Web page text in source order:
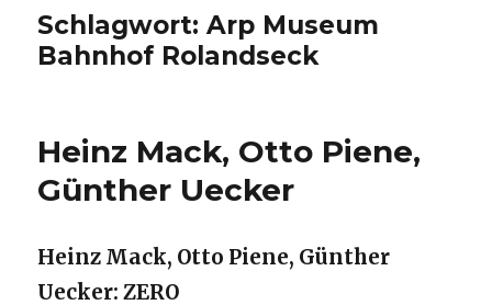
Schlagwort:Arp Museum
Bahnhof Rolandseck
Heinz Mack, Otto Piene,
Günther Uecker
Heinz Mack, Otto Piene, Günther
Uecker: ZERO